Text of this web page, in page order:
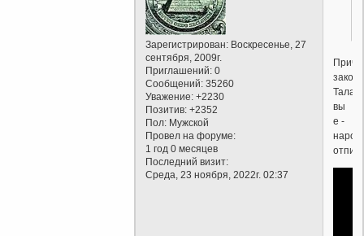
Зарегистрирован: Воскресенье, 27
сентября, 2009г.
Приглашений: 0
Сообщений: 35260
Уважение: +2230
Позитив: +2352
Пол: Мужской
Провел на форуме:
1 год 0 месяцев
Последний визит:
Среда, 23 ноября, 2022г. 02:37
вы
е -
народ